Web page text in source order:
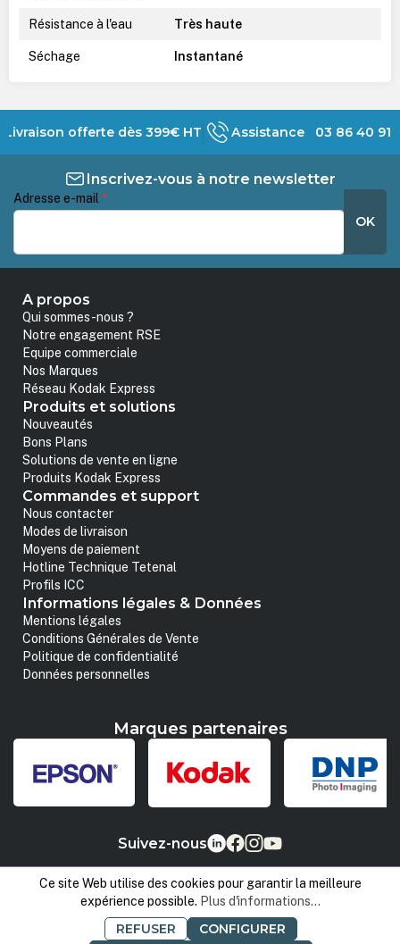
Résistance à l'eau Très haute
Séchage Instantané
Livraison offerte dès 399€ HT Assistance 03 86 40 91
Inscrivez-vous à notre newsletter
Adresse e-mail *
OK
A propos
Qui sommes-nous ?
Notre engagement RSE
Equipe commerciale
Nos Marques
Réseau Kodak Express
Produits et solutions
Nouveautés
Bons Plans
Solutions de vente en ligne
Produits Kodak Express
Commandes et support
Nous contacter
Modes de livraison
Moyens de paiement
Hotline Technique Tetenal
Profils ICC
Informations légales & Données
Mentions légales
Conditions Générales de Vente
Politique de confidentialité
Données personnelles
Marques partenaires
Suivez-nous
Ce site Web utilise des cookies pour garantir la meilleure
expérience possible. Plus d'informations...
REFUSER CONFIGURER